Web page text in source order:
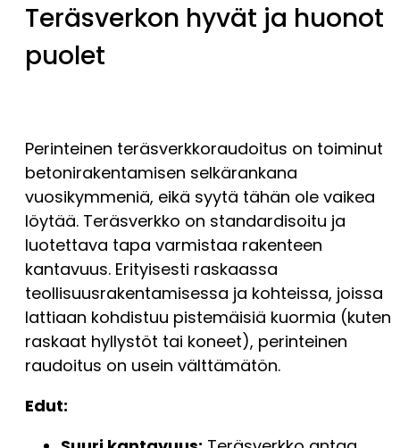
Teräsverkon hyvät ja huonot
puolet
Perinteinen teräsverkkoraudoitus on toiminut
betonirakentamisen selkärankana
vuosikymmeniä, eikä syytä tähän ole vaikea
löytää. Teräsverkko on standardisoitu ja
luotettava tapa varmistaa rakenteen
kantavuus. Erityisesti raskaassa
teollisuusrakentamisessa ja kohteissa, joissa
lattiaan kohdistuu pistemäisiä kuormia (kuten
raskaat hyllystöt tai koneet), perinteinen
raudoitus on usein välttämätön.
Edut: